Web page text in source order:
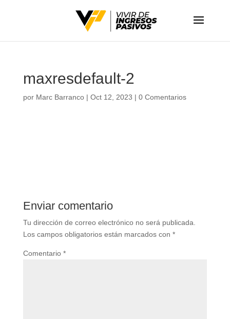
maxresdefault-2
por Marc Barranco| Oct 12, 2023 | 0 Comentarios
Enviar comentario
Tu dirección de correo electrónico no será publicada.
Los campos obligatorios están marcados con *
Comentario *